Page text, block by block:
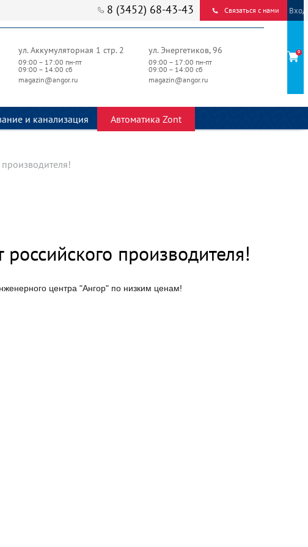
8 (3452) 68-43-43 Связаться с нами
ул. Аккумуляторная 1 стр. 2
09:00 – 17:00 пн-пт
09:00 – 14:00 сб
magazin@angor.ru
ул. Энергетиков, 96
09:00 – 17:00 пн-пт
09:00 – 14:00 сб
magazin@angor.ru
и канализация Автоматика Zont
Вход
0
производителя!
центра "Ангор" по низким ценам!